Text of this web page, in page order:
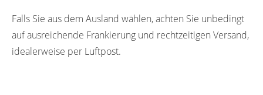
Falls Sie aus dem Ausland wählen, achten Sie unbedingt
auf ausreichende Frankierung und rechtzeitigen Versand,
idealerweise per Luftpost.